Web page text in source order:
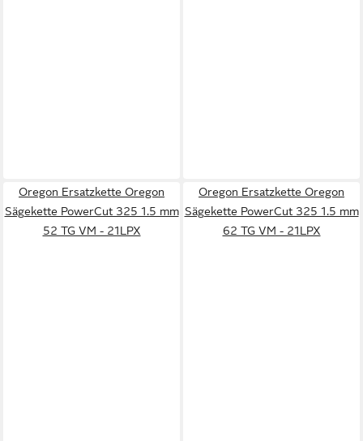
Oregon Ersatzkette Oregon
Sägekette PowerCut 325 1.5 mm
52 TG VM - 21LPX
Oregon Ersatzkette Oregon
Sägekette PowerCut 325 1.5 mm
62 TG VM - 21LPX